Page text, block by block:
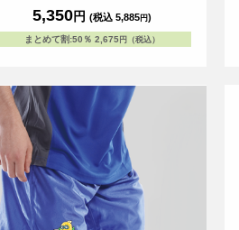
5,350円 (税込 5,885円)
まとめて割:50％ 2,675円（税込）